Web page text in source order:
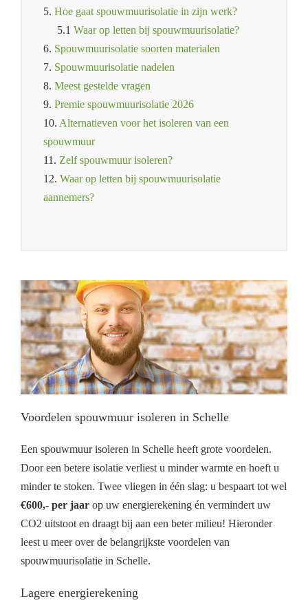
5. Hoe gaat spouwmuurisolatie in zijn werk?
5.1 Waar op letten bij spouwmuurisolatie?
6. Spouwmuurisolatie soorten materialen
7. Spouwmuurisolatie nadelen
8. Meest gestelde vragen
9. Premie spouwmuurisolatie 2026
10. Alternatieven voor het isoleren van een
spouwmuur
11. Zelf spouwmuur isoleren?
12. Waar op letten bij spouwmuurisolatie
aannemers?
Voordelen spouwmuur isoleren in Schelle
Een spouwmuur isoleren in Schelle heeft grote voordelen.
Door een betere isolatie verliest u minder warmte en hoeft u
minder te stoken. Twee vliegen in één slag: u bespaart tot wel
€600,- per jaar op uw energierekening én vermindert uw
CO2 uitstoot en draagt bij aan een beter milieu! Hieronder
leest u meer over de belangrijkste voordelen van
spouwmuurisolatie in Schelle.
Lagere energierekening